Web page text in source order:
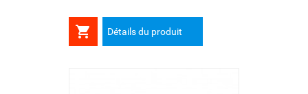
 Détails du produit